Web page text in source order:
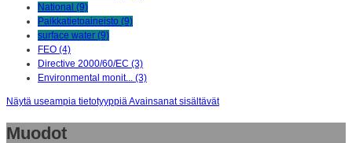
National (9)
Paikkatietoaineisto (9)
surface water (9)
FEO (4)
Directive 2000/60/EC (3)
Environmental monit... (3)
Näytä useampia tietotyyppiä Avainsanat sisältävät
Muodot